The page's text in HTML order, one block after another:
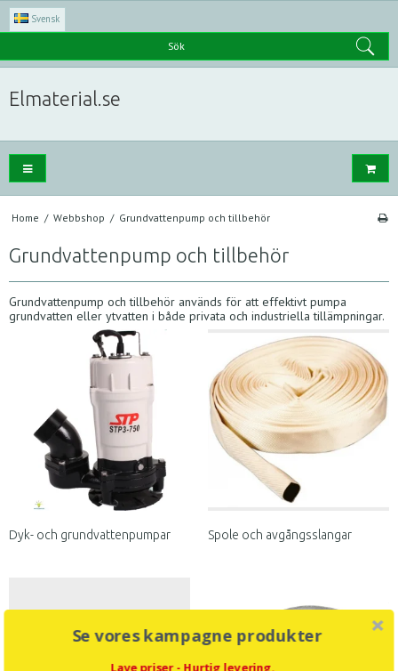
Svensk
Sök
Elmaterial.se
Home / Webbshop / Grundvattenpump och tillbehör
Grundvattenpump och tillbehör
Grundvattenpump och tillbehör används för att effektivt pumpa
grundvatten eller ytvatten i både privata och industriella tillämpningar.
Dyk- och grundvattenpumpar Spole och avgångsslangar
Se vores kampagne produkter
Lave priser - Hurtig levering.